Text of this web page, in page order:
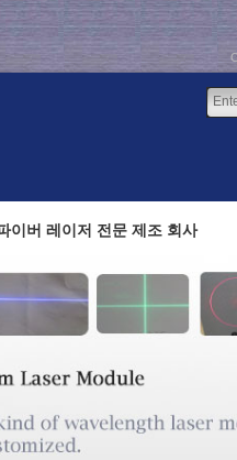
이버 레이저 전문 제조 회사